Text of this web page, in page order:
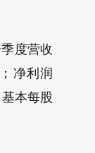
季度营收
净利润
本每股